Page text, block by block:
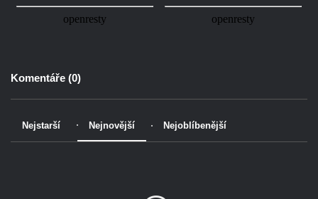
Komentáře (0)
Nejstarší Nejnovější Nejoblíbenější